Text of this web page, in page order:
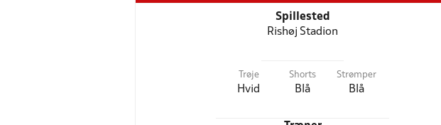
Spillested
Rishøj Stadion
Trøje
Hvid
Shorts
Blå
Strømper
Blå